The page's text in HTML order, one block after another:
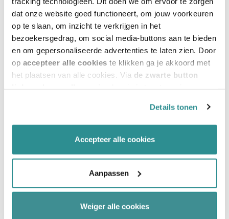
dat onze website goed functioneert, om jouw voorkeuren
op te slaan, om inzicht te verkrijgen in het
bezoekersgedrag, om social media-buttons aan te bieden
en om gepersonaliseerde advertenties te laten zien. Door
op accepteer alle cookies te klikken ga je akkoord met
het plaatsen van alle cookies. Via de zwarte button
afhankelijke cookies beheren en/of wijzigen. Lees ook
onscookiestatementvoor meer informatie.
Details tonen
Accepteer alle cookies
Aanpassen
Weiger alle cookies
geclusterde woonvormen moeten komen;
80.000 seniorenwoningen erbij in tien jaar tijd.
Gemeenten moeten gaan programmeren om
dat voor elkaar te krijgen. Daar voert het Rijk
nadrukkelijk de regie op. Dat is allemaal winst.”
Woonzorg Nederland als
frontleader
Zo’n 70% van de kleine 1.000 complexen die
Woonzorg Nederland in portefeuille heeft,
bestaat uit woningen waar mensen zelfstandig